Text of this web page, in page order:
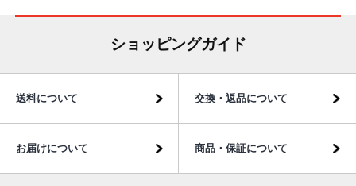
ショッピングガイド
送料について 交換・返品について
お届けについて 商品・保証について